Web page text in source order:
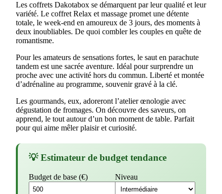
Les coffrets Dakotabox se démarquent par leur qualité et leur
variété. Le coffret Relax et massage promet une détente
totale, le week-end en amoureux de 3 jours, des moments à
deux inoubliables. De quoi combler les couples en quête de
romantisme.
Pour les amateurs de sensations fortes, le saut en parachute
tandem est une sacrée aventure. Idéal pour surprendre un
proche avec une activité hors du commun. Liberté et montée
d’adrénaline au programme, souvenir gravé à la clé.
Les gourmands, eux, adoreront l’atelier œnologie avec
dégustation de fromages. On découvre des saveurs, on
apprend, le tout autour d’un bon moment de table. Parfait
pour qui aime mêler plaisir et curiosité.
💡 Estimateur de budget tendance
Budget de base (€) Niveau